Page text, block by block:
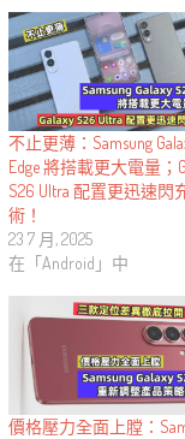
不止更薄：Samsung
Edge 將搭載更大電量；
S26 Ultra 配置更迅速閃
術！
23 7 月, 2025
在「Android」中
價格壓力全面上膛：